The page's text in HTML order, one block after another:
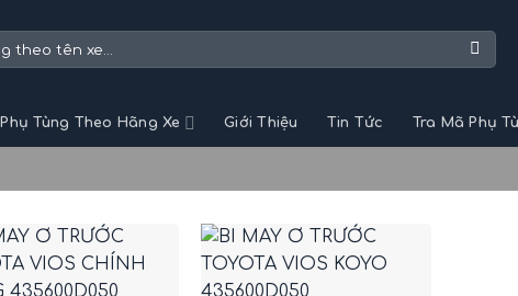
Phụ Tùng Theo Hãng Xe Giới Thiệu Tin Tức Tra Mã Phụ
+